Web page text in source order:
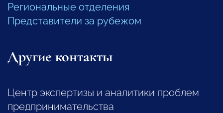
Региональные отделения
Представители за рубежом
Другие контакты
Центр экспертизы и аналитики проблем
предпринимательства